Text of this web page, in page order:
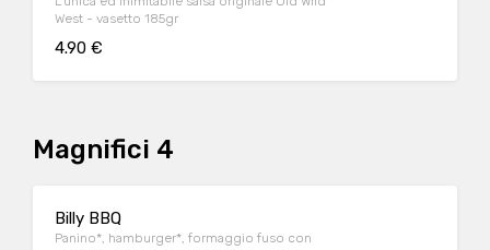
West - vasetto 185gr
4.90 €
Magnifici 4
Billy BBQ
Panino*, hamburger*, formaggio fuso con